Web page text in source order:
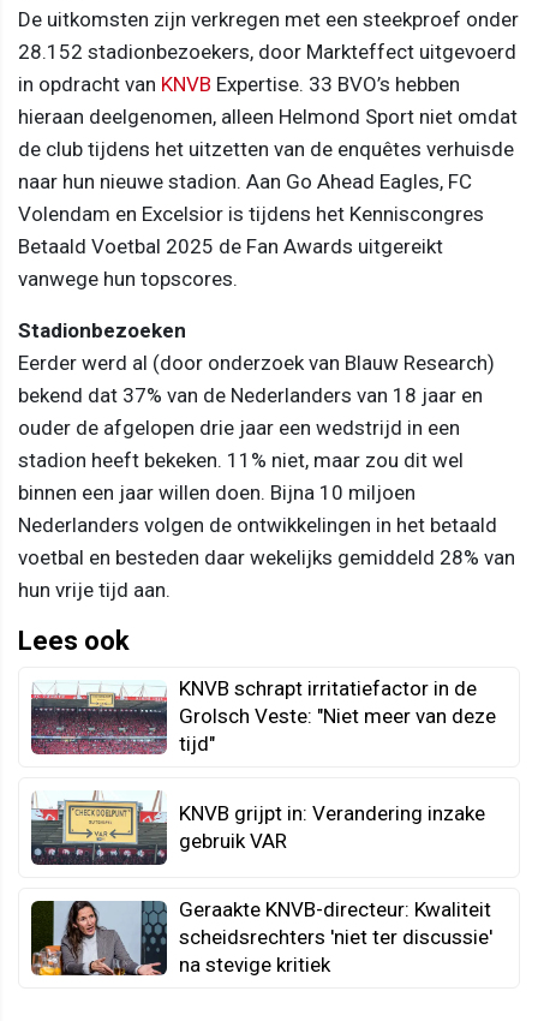
De uitkomsten zijn verkregen met een steekproef onder
28.152 stadionbezoekers, door Markteffect uitgevoerd
in opdracht van KNVB Expertise. 33 BVO’s hebben
hieraan deelgenomen, alleen Helmond Sport niet omdat
de club tijdens het uitzetten van de enquêtes verhuisde
naar hun nieuwe stadion. Aan Go Ahead Eagles, FC
Volendam en Excelsior is tijdens het Kenniscongres
Betaald Voetbal 2025 de Fan Awards uitgereikt
vanwege hun topscores.
Stadionbezoeken
Eerder werd al (door onderzoek van Blauw Research)
bekend dat 37% van de Nederlanders van 18 jaar en
ouder de afgelopen drie jaar een wedstrijd in een
stadion heeft bekeken. 11% niet, maar zou dit wel
binnen een jaar willen doen. Bijna 10 miljoen
Nederlanders volgen de ontwikkelingen in het betaald
voetbal en besteden daar wekelijks gemiddeld 28% van
hun vrije tijd aan.
Lees ook
KNVB schrapt irritatiefactor in de
Grolsch Veste: "Niet meer van deze
tijd"
KNVB grijpt in: Verandering inzake
gebruik VAR
Geraakte KNVB-directeur: Kwaliteit
scheidsrechters 'niet ter discussie'
na stevige kritiek